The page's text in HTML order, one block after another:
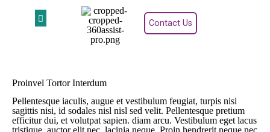
Contact Us
Proinvel Tortor Interdum
Pellentesque iaculis, augue et vestibulum feugiat, turpis nisi
sagittis nisi, id sodales nisl nisl sed velit. Pellentesque pretium
efficitur dui, et volutpat sapien. diam arcu. Vestibulum eget lacus
tristique, auctor elit nec, lacinia neque. Proin hendrerit neque nec